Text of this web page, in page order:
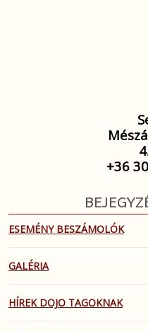
+36
ESEMÉNY BESZÁMOLÓK
GALÉRIA
HÍREK DOJO TAGOKNAK